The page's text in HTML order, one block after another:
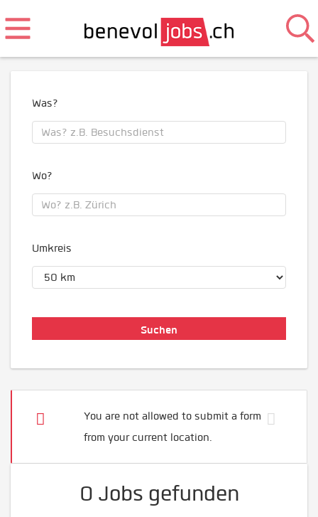
Was?
Wo?
Umkreis
You are not allowed to submit a form
from your current location.
0 Jobs gefunden